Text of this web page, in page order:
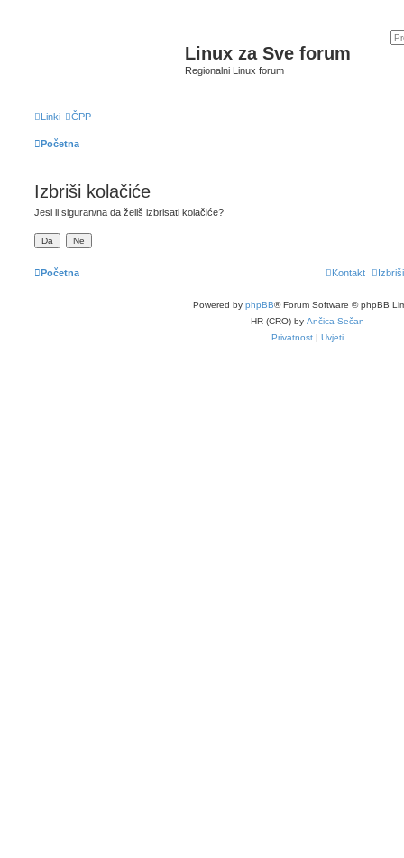
Linux za Sve forum
Regionalni Linux forum
Linki ČPP
Početna
Izbriši kolačiće
Jesi li siguran/na da želiš izbrisati kolačiće?
Početna Kontakt
Powered by phpBB® Forum Software © phpBB
HR (CRO) by Ančica Sečan
Privatnost| Uvjeti